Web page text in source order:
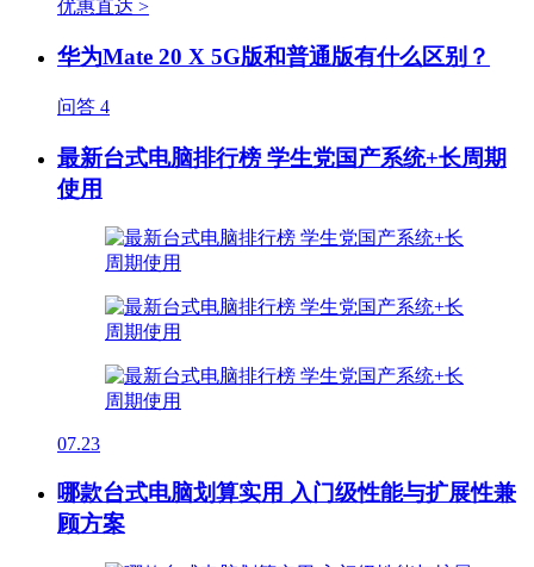
优惠直达 >
华为Mate 20 X 5G版和普通版有什么区别？
问答 4
最新台式电脑排行榜 学生党国产系统+长周期
使用
07.23
哪款台式电脑划算实用 入门级性能与扩展性兼
顾方案